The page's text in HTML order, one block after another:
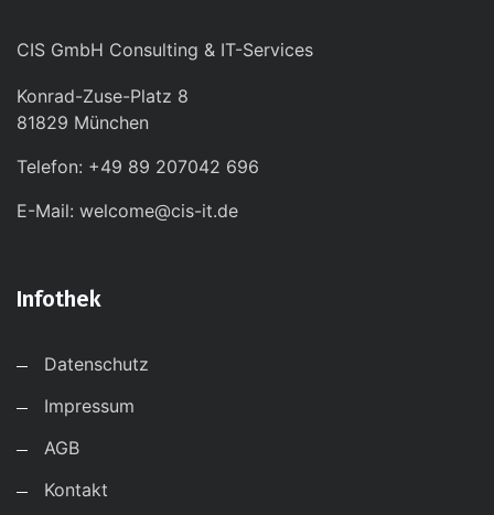
CIS GmbH Consulting & IT-Services
Konrad-Zuse-Platz 8
81829 München
Telefon: +49 89 207042 696
E-Mail: welcome@cis-it.de
Infothek
Datenschutz
Impressum
AGB
Kontakt